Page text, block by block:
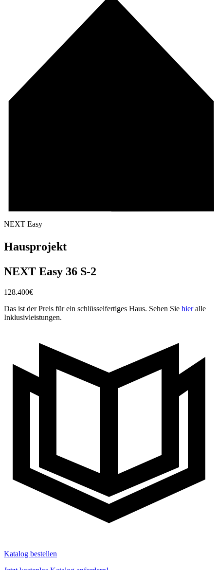
NEXT Easy
Hausprojekt
NEXT Easy 36 S-2
128.400€
Das ist der Preis für ein schlüsselfertiges Haus. Sehen Sie hieralle
Inklusivleistungen.
Katalog bestellen